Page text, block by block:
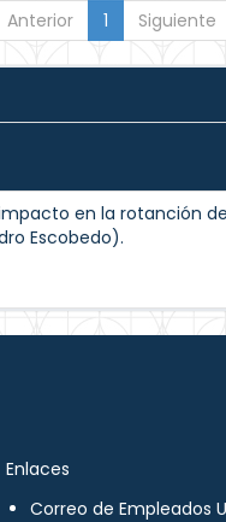
Anterior 1 Siguiente
en la rotanción
Escobedo).
Enlaces
Correo de Empleados